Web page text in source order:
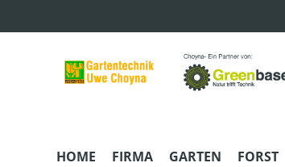
HOME FIRMA GARTEN FORST